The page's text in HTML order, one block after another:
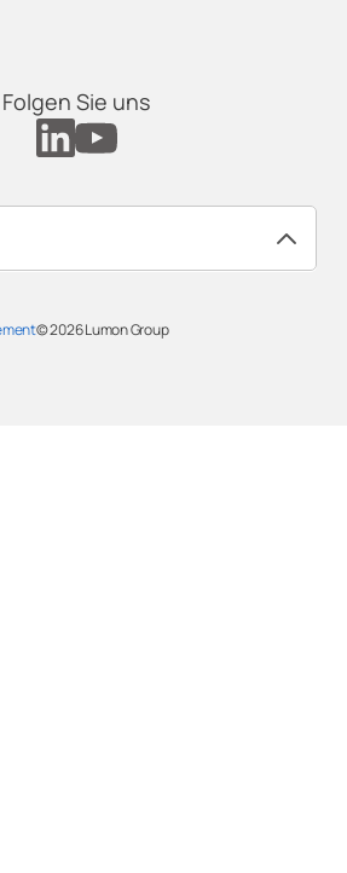
Folgen Sie uns
© 2026Lumon Group